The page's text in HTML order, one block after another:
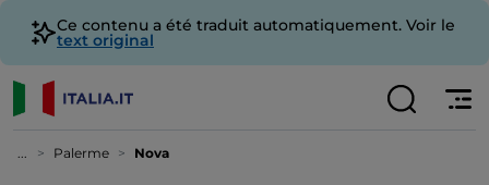
Ce contenu a été traduit automatiquement. Voir le
text original
... Palerme Nova